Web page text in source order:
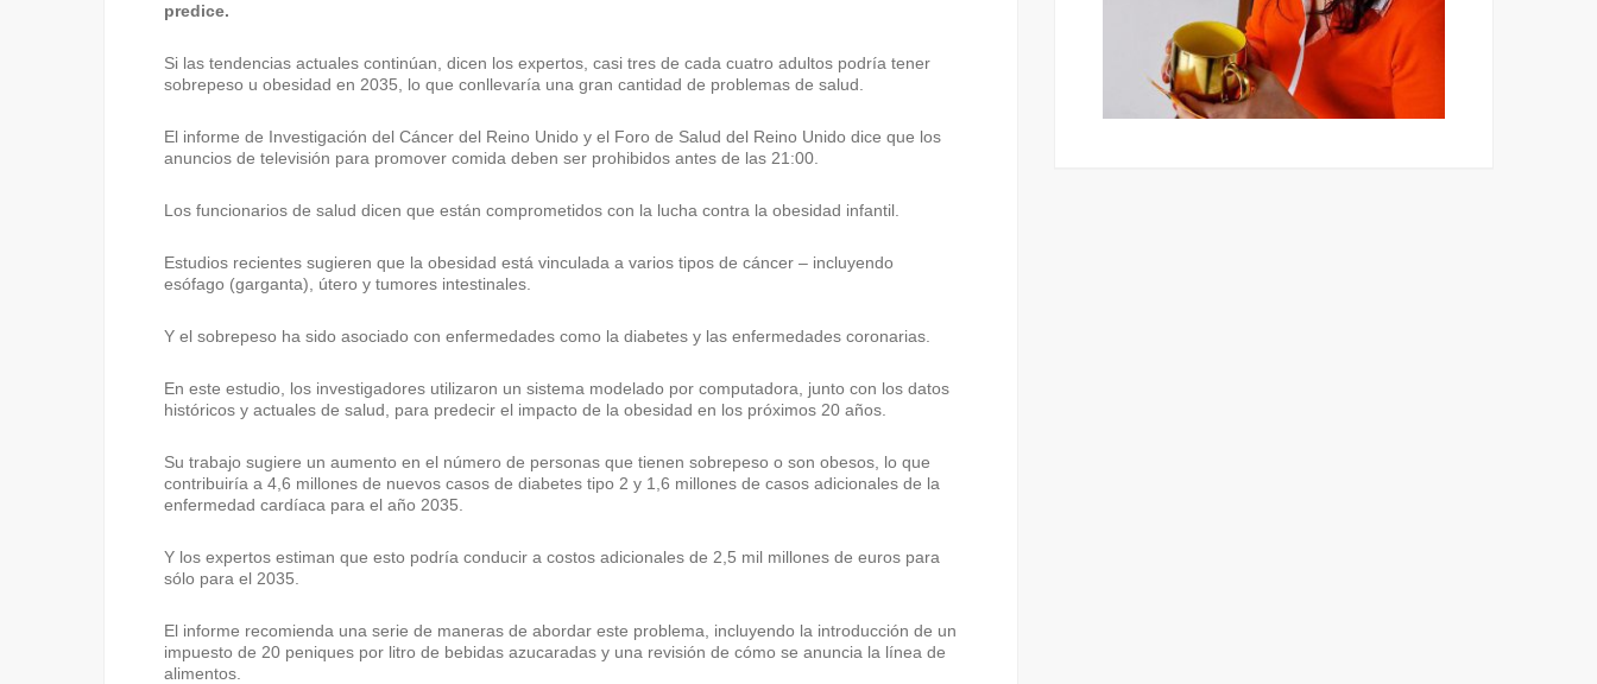
predice.
Si las tendencias actuales continúan, dicen los expertos, casi tres de cada cuatro adultos podría tener
sobrepeso u obesidad en 2035, lo que conllevaría una gran cantidad de problemas de salud.
El informe de Investigación del Cáncer del Reino Unido y el Foro de Salud del Reino Unido dice que los
anuncios de televisión para promover comida deben ser prohibidos antes de las 21:00.
Los funcionarios de salud dicen que están comprometidos con la lucha contra la obesidad infantil.
Estudios recientes sugieren que la obesidad está vinculada a varios tipos de cáncer – incluyendo
esófago (garganta), útero y tumores intestinales.
Y el sobrepeso ha sido asociado con enfermedades como la diabetes y las enfermedades coronarias.
En este estudio, los investigadores utilizaron un sistema modelado por computadora, junto con los datos
históricos y actuales de salud, para predecir el impacto de la obesidad en los próximos 20 años.
Su trabajo sugiere un aumento en el número de personas que tienen sobrepeso o son obesos, lo que
contribuiría a 4,6 millones de nuevos casos de diabetes tipo 2 y 1,6 millones de casos adicionales de la
enfermedad cardíaca para el año 2035.
Y los expertos estiman que esto podría conducir a costos adicionales de 2,5 mil millones de euros para
sólo para el 2035.
El informe recomienda una serie de maneras de abordar este problema, incluyendo la introducción de un
impuesto de 20 peniques por litro de bebidas azucaradas y una revisión de cómo se anuncia la línea de
alimentos.